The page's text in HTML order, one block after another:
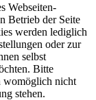
Webseiten-
Betrieb der Seite
werden lediglich
oder zur
selbst
Bitte
womöglich nicht
stehen.